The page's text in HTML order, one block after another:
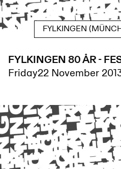
FYLKINGEN
FYLKINGEN 80 ÅR -
Friday22 November